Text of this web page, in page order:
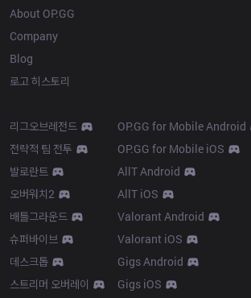
About OP.GG
Company
Blog
로고 히스토리
리그오브레전드
전략적 팀 전투
발로란트
오버워치2
배틀그라운드
슈퍼바이브
데스크톱
스트리머 오버레이
OP.GG for Mobile Android
OP.GG for Mobile iOS
AllT Android
AllT iOS
Valorant Android
Valorant iOS
Gigs Android
Gigs iOS